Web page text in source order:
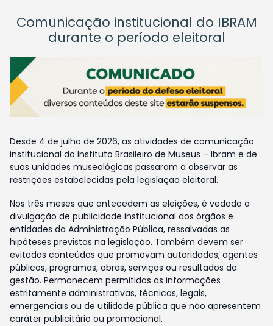
Comunicação institucional do IBRAM
durante o período eleitoral
Desde 4 de julho de 2026, as atividades de comunicação
institucional do Instituto Brasileiro de Museus – Ibram e de
suas unidades museológicas passaram a observar as
restrições estabelecidas pela legislação eleitoral.
Nos três meses que antecedem as eleições, é vedada a
divulgação de publicidade institucional dos órgãos e
entidades da Administração Pública, ressalvadas as
hipóteses previstas na legislação. Também devem ser
evitados conteúdos que promovam autoridades, agentes
públicos, programas, obras, serviços ou resultados da
gestão. Permanecem permitidas as informações
estritamente administrativas, técnicas, legais,
emergenciais ou de utilidade pública que não apresentem
caráter publicitário ou promocional.